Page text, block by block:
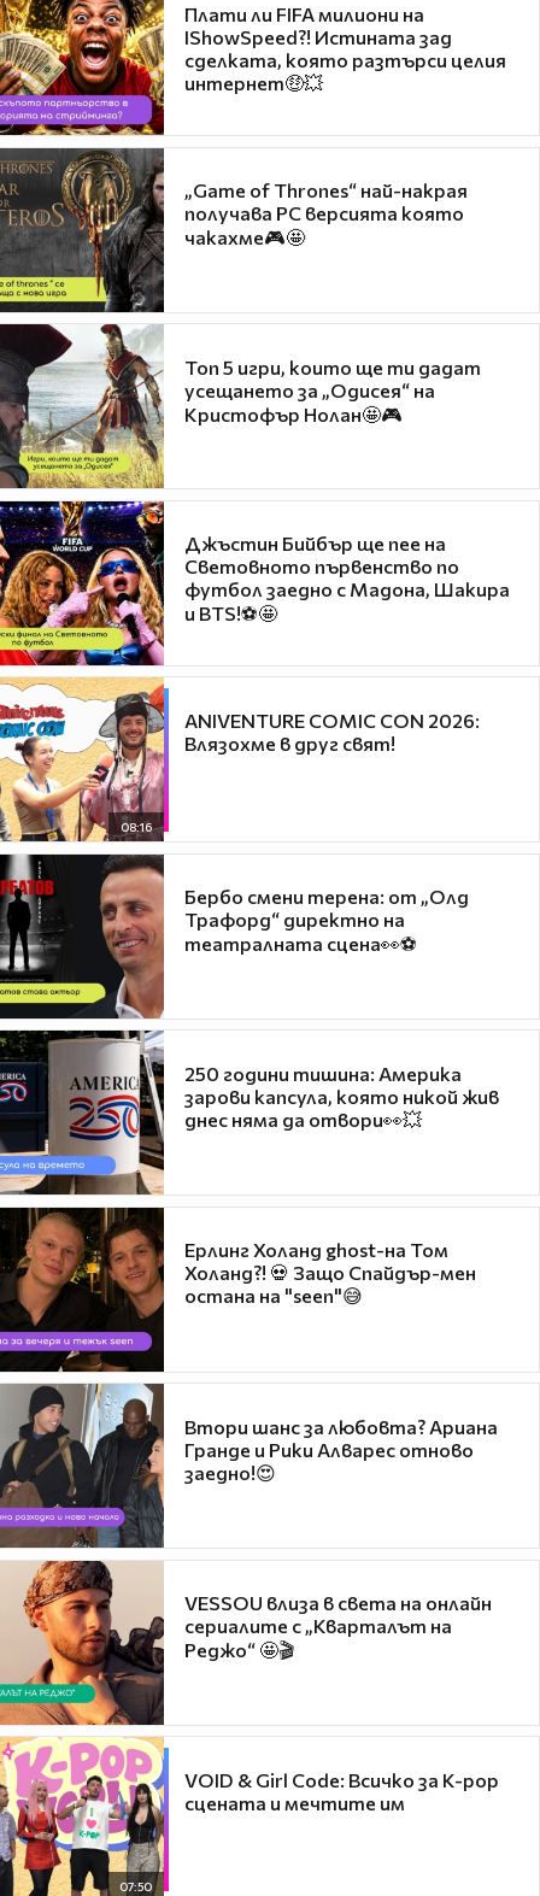
Плати ли FIFA милиони на
IShowSpeed?! Истината зад
сделката, която разтърси целия
интернет🤑💥
„Game of Thrones“ най-накрая
получава PC версията която
чакахме🎮🤩
Топ 5 игри, които ще ти дадат
усещането за „Одисея“ на
Кристофър Нолан🤩🎮
Джъстин Бийбър ще пее на
Световното първенство по
футбол заедно с Мадона, Шакира
и BTS!⚽🤩
08:16
ANIVENTURE COMIC CON 2026:
Влязохме в друг свят!
Бербо смени терена: от „Олд
Трафорд“ директно на
театралната сцена👀⚽
250 години тишина: Америка
зарови капсула, която никой жив
днес няма да отвори👀💥
Ерлинг Холанд ghost-на Том
Холанд?! 💀 Защо Спайдър-мен
остана на "seen"😅
Втори шанс за любовта? Ариана
Гранде и Рики Алварес отново
заедно!😍
VESSOU влиза в света на онлайн
сериалите с „Кварталът на
Реджо“ 🤩🎬
07:50
VOID & Girl Code: Всичко за K-pop
сцената и мечтите им